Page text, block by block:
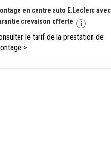
en centre auto E.Leclerc avec
crevaison offerte
le tarif de la prestation de
>